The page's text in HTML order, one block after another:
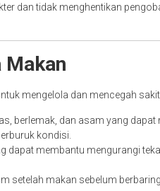
dan tidak menghentikan
Makan
mengelola dan mencegah
berlemak, dan asam yang dapat
kondisi.
dapat membantu mengurangi
setelah makan sebelum